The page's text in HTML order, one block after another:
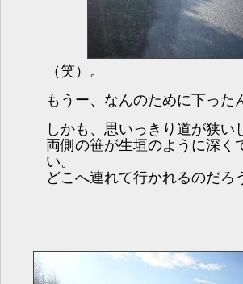
（笑）。
もうー、なんのために下った
しかも、思いっきり道が狭い
両側の笹が生垣のように深く
い。
どこへ連れて行かれるのだろ